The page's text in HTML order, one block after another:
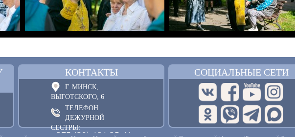
КОНТАКТЫ
Г. МИНСК,
ВЫГОТСКОГО, 6
ТЕЛЕФОН
ДЕЖУРНОЙ
СЕСТРЫ:
СОЦИАЛЬНЫЕ СЕТИ